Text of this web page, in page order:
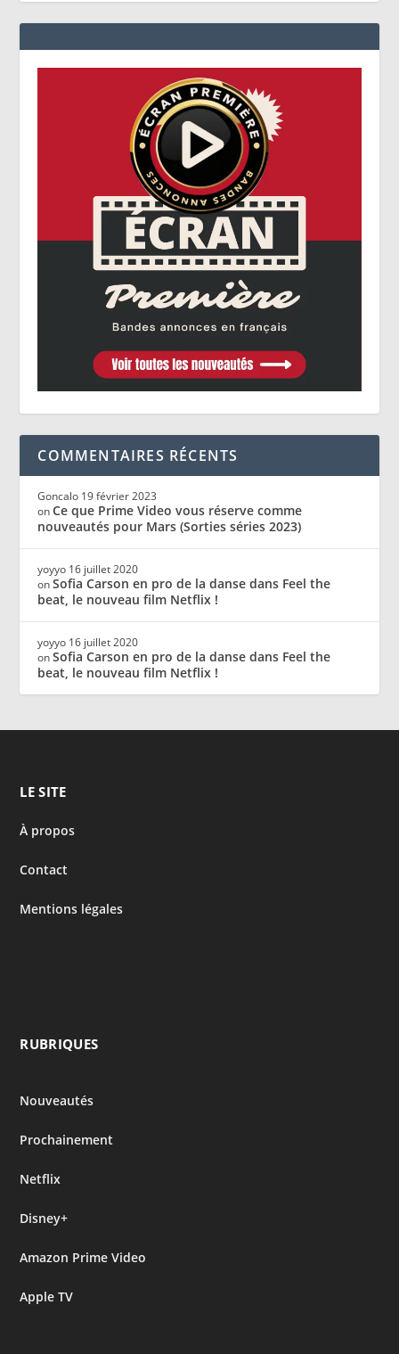
COMMENTAIRES RÉCENTS
Goncalo 19 février 2023
onCe que Prime Video vous réserve comme
nouveautés pour Mars (Sorties séries 2023)
yoyyo 16 juillet 2020
onSofia Carson en pro de la danse dans Feel the
beat, le nouveau film Netflix !
yoyyo 16 juillet 2020
onSofia Carson en pro de la danse dans Feel the
beat, le nouveau film Netflix !
LE SITE
À propos
Contact
Mentions légales
RUBRIQUES
Nouveautés
Prochainement
Netflix
Disney+
Amazon Prime Video
Apple TV